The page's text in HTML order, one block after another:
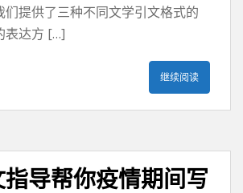
们提供了三种不同文学引文格式的
表达方 […]
继续阅读
导帮你疫情期间写